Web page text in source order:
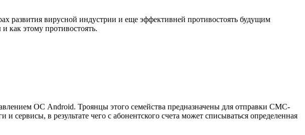
развития вирусной индустрии и еще эффективней противостоять будущим
как этому противостоять.
ОС Android. Троянцы этого семейства предназначены для отправки СМС-
в результате чего с абонентского счета может списываться определенная